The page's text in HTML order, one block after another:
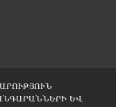
ԵՎ